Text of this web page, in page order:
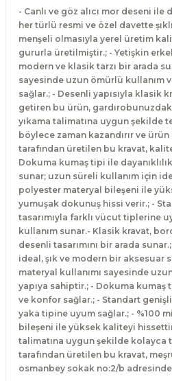
- Canlı ve göz alıcı mor deseni
her türlü resmi ve özel davette
menşeli olmasıyla yerel üretim
gururla üretilmiştir.; - Yetişkin
modern ve klasik tarzı bir arada
sayesinde uzun ömürlü kullanım
sağlar.; - Desenli yapısıyla klasik
getiren bu ürün,
yıkama talimatına uygun şekilde
böylece zaman kazandırır ve
tarafından üretilen bu kravat,
Dokuma kumaş tipi ile
sunar; uzun süreli kullanım için
polyester materyal bileşeni ile
yumuşak dokunuş hissi verir.; -
tasarımıyla farklı vücut tiplerine
kullanım sunar.- Klasik kravat,
desenli tasarımını bir arada
ideal, şık ve modern bir aksesuar
materyal kullanımı sayesinde
yapıya sahiptir.; - Dokuma
ve konfor sağlar.; - Standart
yaka tipine uyum sağlar.; - %100
bileşeni ile yüksek kaliteyi
talimatına uygun şekilde kolayca
tarafından üretilen bu kravat,
osmanbey sokak no:2/b